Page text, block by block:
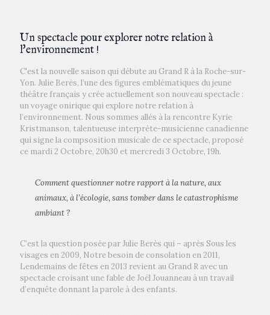
Un spectacle pour explorer notre relation à
l'environnement !
C'est la nouvelle saison qui débute au Grand R à la Roche-sur-
Yon. Julie Berès, l’une des figures emblématiques du jeune
théâtre français y crée actuellement son nouveau spectacle :
un voyage onirique qui explore notre relation à
l’environnement. Nous sommes allés à la rencontre Kyrie
Kristmanson, talentueuse interprète-musicienne canadienne
qui signe la compsosition musicale de ce spectacle, proposé
ce mardi 2 Octobre, 20h30 et mercredi 3 Octobre, 19h.
Comment questionner notre rapport à la nature, aux
animaux, à l’écologie, sans tomber dans le catastrophisme
ambiant ?
C’est la question posée par Julie Berès qui – après Sous les
visages en 2009, Notre besoin de consolation en 2011,
Lendemains de fêtes en 2013 revient au Grand R avec un
spectacle croisant une fable de Joël Jouanneau à un travail
d’enquête donnant la parole à des enfants.